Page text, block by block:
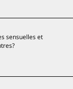
sensuelles et